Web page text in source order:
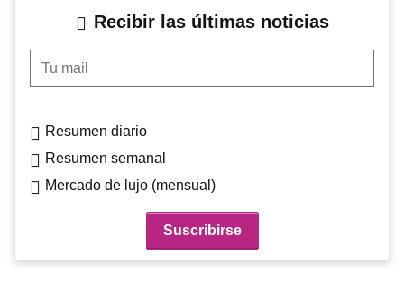
Recibir las últimas noticias
Tu mail
Resumen diario
Resumen semanal
Mercado de lujo (mensual)